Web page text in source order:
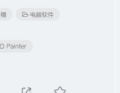
电脑软件
Painter